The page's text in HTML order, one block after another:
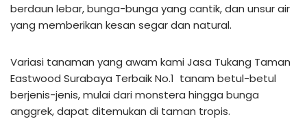
berdaun lebar, bunga-bunga yang cantik, dan unsur air
yang memberikan kesan segar dan natural.
Variasi tanaman yang awam kami Jasa Tukang Taman
Eastwood Surabaya Terbaik No.1 tanam betul-betul
berjenis-jenis, mulai dari monstera hingga bunga
anggrek, dapat ditemukan di taman tropis.